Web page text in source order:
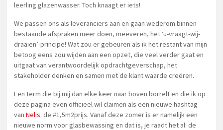
leerling glazenwasser. Toch knaagt er iets!
We passen ons als leveranciers aan en gaan wederom binnen
bestaande afspraken meer doen, meeveren, het ‘u-vraagt-wij-
draaien’-principe! Wat zou er gebeuren als ik het restant van mijn
betoog eens zou wijden aan een opzet, die veel verder gaat en
uitgaat van verantwoordelijk opdrachtgeverschap, het
stakeholder denken en samen met de klant waarde creëren.
Een term die bij mij dan elke keer naar boven borrelt en die ik op
deze pagina even officieel wil claimen als een nieuwe hashtag
van Nelis: de #1,5m2prijs. Vanaf deze zomer is er namelijk een
nieuwe norm voor glasbewassing en dat is, je raadt het al: de